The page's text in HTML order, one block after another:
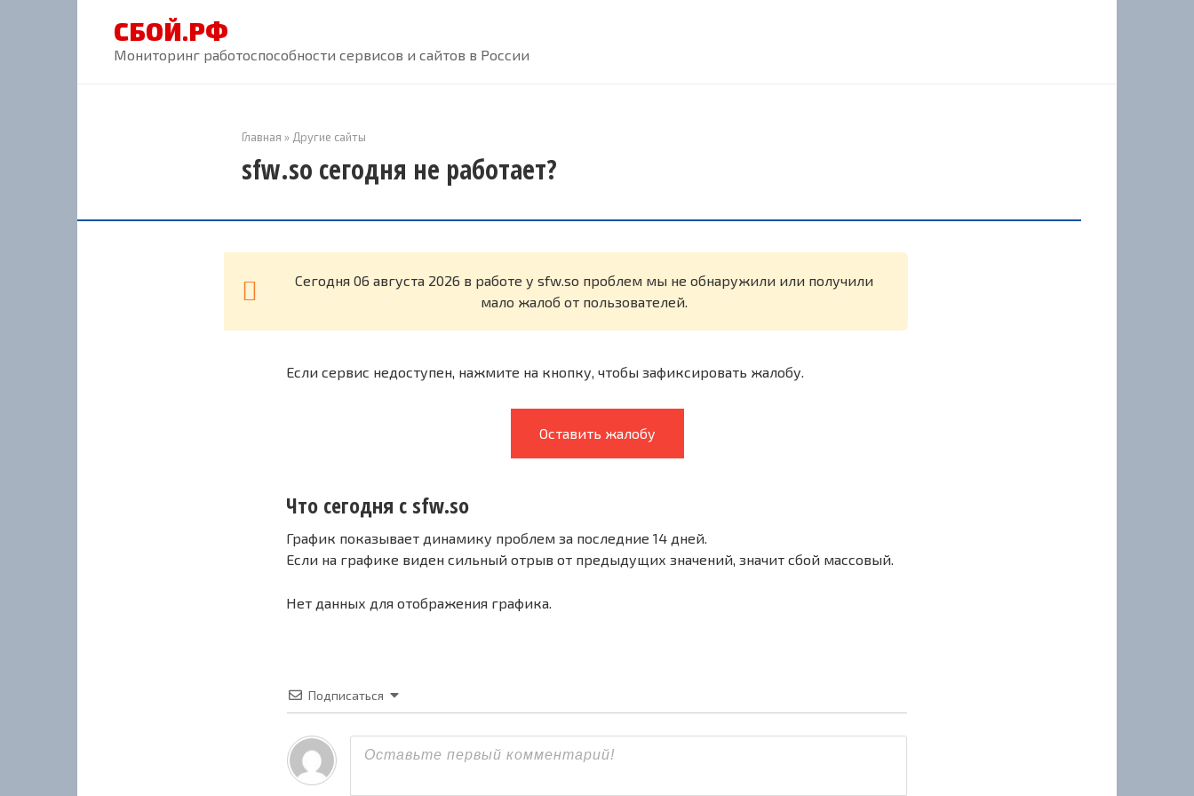
СБОЙ.РФ
Мониторинг работоспособности сервисов и сайтов в России
Главная » Другие сайты
sfw.so сегодня не работает?
Cегодня 06 августа 2026 в работе у sfw.so проблем мы не обнаружили или получили
мало жалоб от пользователей.
Если сервис недоступен, нажмите на кнопку, чтобы зафиксировать жалобу.
Оставить жалобу
Что сегодня с sfw.so
График показывает динамику проблем за последние 14 дней.
Если на графике виден сильный отрыв от предыдущих значений, значит сбой массовый.
Нет данных для отображения графика.
Подписаться